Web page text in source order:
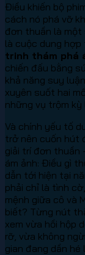
Điều khiến bộ
cách nó phá vỡ
đơn thuần là một
là cuộc dung hợp
trinh thám phá
chiến đấu bằng
khả năng suy
xuyên suốt hai
những vụ trộm kỳ
Và chính yếu tố
trở nên cuốn hút
giải trí đơn thuần
ám ảnh: Điều gì
dẫn tới hiện tại
phải chỉ là tình
mệnh giữa cô và
biết? Từng nút
xem vừa hồi hộp
rỡ, vừa không
gian đang dần hé